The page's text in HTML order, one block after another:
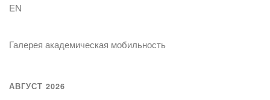
EN
Галерея академическая мобильность
АВГУСТ 2026